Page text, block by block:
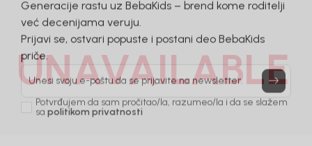
UNAVAILABLE
Generacije rastu uz BebaKids – brend kome roditelji
već decenijama veruju.
Prijavi se, ostvari popuste i postani deo BebaKids
priče.
Unesi svoju e-poštu da se prijavite na newsletter.
Potvrđujem da sam pročitao/la, razumeo/la i da se slažem